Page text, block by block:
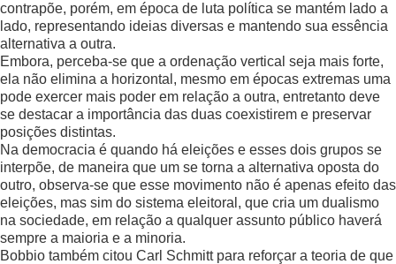
contrapõe, porém, em época de luta política se mantém lado a
lado, representando ideias diversas e mantendo sua essência
alternativa a outra.
Embora, perceba-se que a ordenação vertical seja mais forte,
ela não elimina a horizontal, mesmo em épocas extremas uma
pode exercer mais poder em relação a outra, entretanto deve
se destacar a importância das duas coexistirem e preservar
posições distintas.
Na democracia é quando há eleições e esses dois grupos se
interpõe, de maneira que um se torna a alternativa oposta do
outro, observa-se que esse movimento não é apenas efeito das
eleições, mas sim do sistema eleitoral, que cria um dualismo
na sociedade, em relação a qualquer assunto público haverá
sempre a maioria e a minoria.
Bobbio também citou Carl Schmitt para reforçar a teoria de que